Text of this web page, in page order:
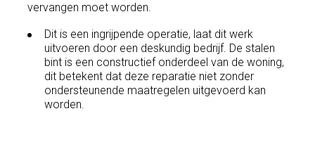
vervangen moet worden.
Dit is een ingrijpende operatie, laat dit werk
uitvoeren door een deskundig bedrijf. De stalen
bint is een constructief onderdeel van de woning,
dit betekent dat deze reparatie niet zonder
ondersteunende maatregelen uitgevoerd kan
worden.